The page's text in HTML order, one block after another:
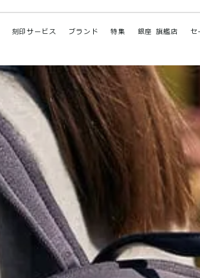
刻印サービス ブランド 特集 銀座 旗艦店 セ